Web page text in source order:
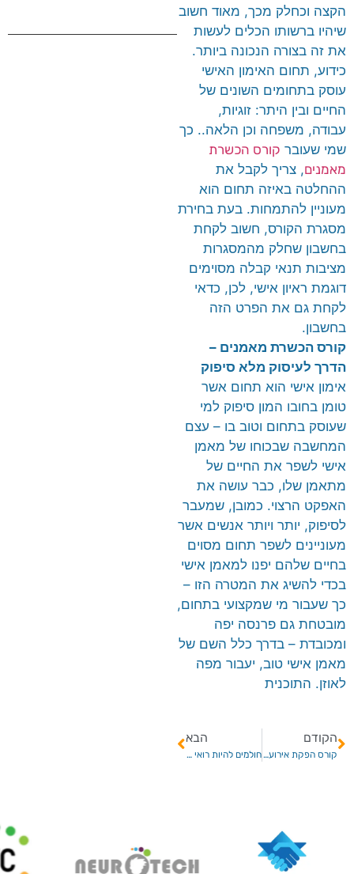
הקצה וכחלק מכך, מאוד חשוב
שיהיו ברשותו הכלים לעשות
את זה בצורה הנכונה ביותר.
כידוע, תחום האימון האישי
עוסק בתחומים השונים של
החיים ובין היתר: זוגיות,
עבודה, משפחה וכן הלאה.. כך
שמי שעובר קורס הכשרת
מאמנים, צריך לקבל את
ההחלטה באיזה תחום הוא
מעוניין להתמחות. בעת בחירת
מסגרת הקורס, חשוב לקחת
בחשבון שחלק מהמסגרות
מציבות תנאי קבלה מסוימים
דוגמת ראיון אישי, לכן, כדאי
לקחת גם את הפרט הזה
בחשבון.
קורס הכשרת מאמנים –
הדרך לעיסוק מלא סיפוק
אימון אישי הוא תחום אשר
טומן בחובו המון סיפוק למי
שעוסק בתחום וטוב בו – עצם
המחשבה שבכוחו של מאמן
אישי לשפר את החיים של
מתאמן שלו, כבר עושה את
האפקט הרצוי. כמובן, שמעבר
לסיפוק, יותר ויותר אנשים אשר
מעוניינים לשפר תחום מסוים
בחיים שלהם יפנו למאמן אישי
בכדי להשיג את המטרה הזו –
כך שעבור מי שמקצועי בתחום,
מובטחת גם פרנסה יפה
ומכובדת – בדרך כלל השם של
מאמן אישי טוב, יעבור מפה
לאוזן. התוכנית
הקודם
קורס הפקת אירועים – פרקטיות, אמנות וחשיבה מחוץ לקופסא
הבא
חולמים להיות רואי חשבון? לימודי ראיית חשבון על קצה המזלג